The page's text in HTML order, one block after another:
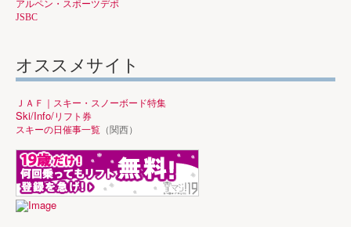
アルペン・スポーツデポ
JSBC
オススメサイト
ＪＡＦ｜スキー・スノーボード特集
Ski/Info/リフト券
スキーの日催事一覧 （関西）